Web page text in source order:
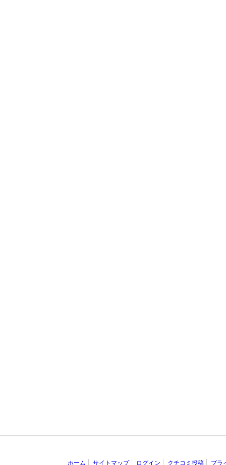
ホーム サイトマップ ログイン クチコミ投稿 プラ